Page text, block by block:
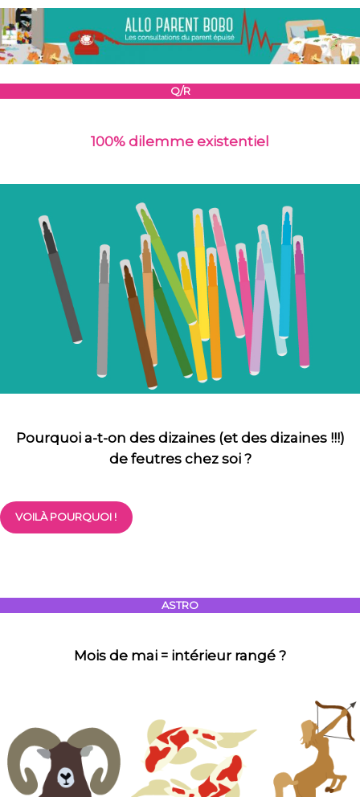
Q/R
100% dilemme existentiel
Pourquoi a-t-on des dizaines (et des dizaines !!!)
de feutres chez soi ?
VOILÀ POURQUOI !
ASTRO
Mois de mai = intérieur rangé ?